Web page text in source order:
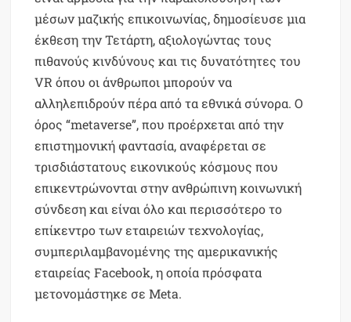
μέσων μαζικής επικοινωνίας, δημοσίευσε μια
έκθεση την Τετάρτη, αξιολογώντας τους
πιθανούς κινδύνους και τις δυνατότητες τoυ
VR όπου οι άνθρωποι μπορούν να
αλληλεπιδρούν πέρα από τα εθνικά σύνορα. Ο
όρος “metaverse”, που προέρχεται από την
επιστημονική φαντασία, αναφέρεται σε
τρισδιάστατους εικονικούς κόσμους που
επικεντρώνονται στην ανθρώπινη κοινωνική
σύνδεση και είναι όλο και περισσότερο το
επίκεντρο των εταιρειών τεχνολογίας,
συμπεριλαμβανομένης της αμερικανικής
εταιρείας Facebook, η οποία πρόσφατα
μετονομάστηκε σε Meta.